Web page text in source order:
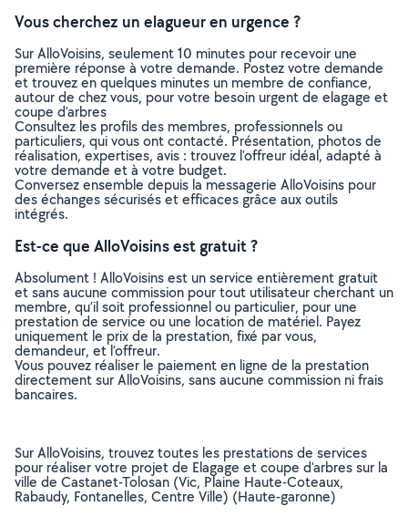
Vous cherchez un elagueur en urgence ?
Sur AlloVoisins, seulement 10 minutes pour recevoir une
première réponse à votre demande. Postez votre demande
et trouvez en quelques minutes un membre de confiance,
autour de chez vous, pour votre besoin urgent de elagage et
coupe d'arbres
Consultez les profils des membres, professionnels ou
particuliers, qui vous ont contacté. Présentation, photos de
réalisation, expertises, avis : trouvez l'offreur idéal, adapté à
votre demande et à votre budget.
Conversez ensemble depuis la messagerie AlloVoisins pour
des échanges sécurisés et efficaces grâce aux outils
intégrés.
Est-ce que AlloVoisins est gratuit ?
Absolument ! AlloVoisins est un service entièrement gratuit
et sans aucune commission pour tout utilisateur cherchant un
membre, qu’il soit professionnel ou particulier, pour une
prestation de service ou une location de matériel. Payez
uniquement le prix de la prestation, fixé par vous,
demandeur, et l’offreur.
Vous pouvez réaliser le paiement en ligne de la prestation
directement sur AlloVoisins, sans aucune commission ni frais
bancaires.
Sur AlloVoisins, trouvez toutes les prestations de services
pour réaliser votre projet de Elagage et coupe d'arbres sur la
ville de Castanet-Tolosan (Vic, Plaine Haute-Coteaux,
Rabaudy, Fontanelles, Centre Ville) (Haute-garonne)